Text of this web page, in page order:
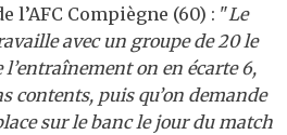
l’AFC Compiègne (60) : "Le
avec un groupe de 20 le
l’entraînement on en écarte 6,
contents, puis qu’on demande
sur le banc le jour du match